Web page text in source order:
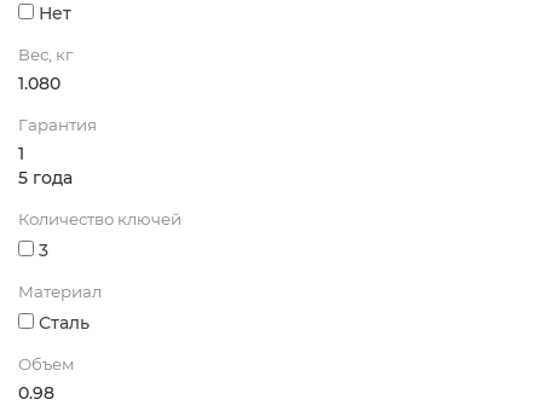
Нет
Вес, кг
1.080
Гарантия
1
5 года
Количество ключей
3
Материал
Сталь
Объем
0.98